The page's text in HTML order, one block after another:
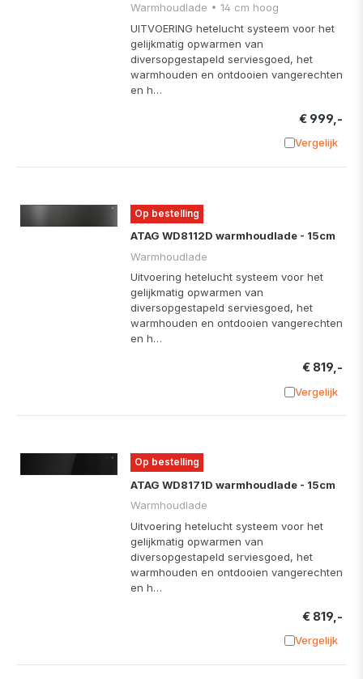
Warmhoudlade • 14 cm hoog
UITVOERING hetelucht systeem voor het
gelijkmatig opwarmen van
diversopgestapeld serviesgoed, het
warmhouden en ontdooien vangerechten
en h…
€ 999,-
Vergelijk
Op bestelling
ATAG WD8112D warmhoudlade - 15cm
Warmhoudlade
Uitvoering hetelucht systeem voor het
gelijkmatig opwarmen van
diversopgestapeld serviesgoed, het
warmhouden en ontdooien vangerechten
en h…
€ 819,-
Vergelijk
Op bestelling
ATAG WD8171D warmhoudlade - 15cm
Warmhoudlade
Uitvoering hetelucht systeem voor het
gelijkmatig opwarmen van
diversopgestapeld serviesgoed, het
warmhouden en ontdooien vangerechten
en h…
€ 819,-
Vergelijk